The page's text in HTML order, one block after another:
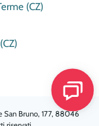
(CZ)
Bruno, 177, 88046